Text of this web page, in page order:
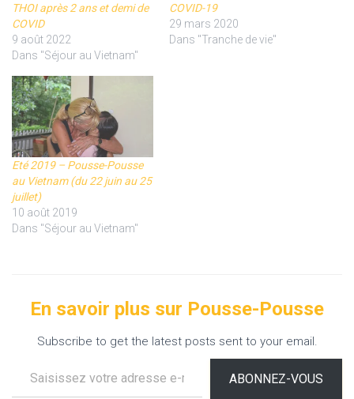
THOI après 2 ans et demi de
COVID
9 août 2022
Dans "Séjour au Vietnam"
COVID-19
29 mars 2020
Dans "Tranche de vie"
Eté 2019 – Pousse-Pousse
au Vietnam (du 22 juin au 25
juillet)
10 août 2019
Dans "Séjour au Vietnam"
En savoir plus sur Pousse-Pousse
Subscribe to get the latest posts sent to your email.
ABONNEZ-VOUS